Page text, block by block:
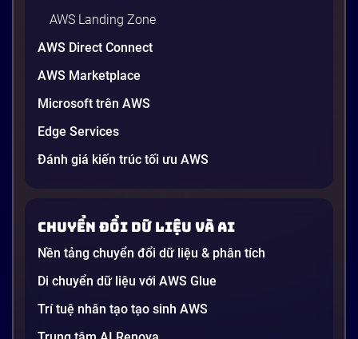
AWS Landing Zone
AWS Direct Connect
AWS Marketplace
Microsoft trên AWS
Edge Services
Đánh giá kiến trúc tối ưu AWS
Chuyển đổi dữ liệu và AI
Nền tảng chuyển đổi dữ liệu & phân tích
Di chuyển dữ liệu với AWS Glue
Trí tuệ nhân tạo tạo sinh AWS